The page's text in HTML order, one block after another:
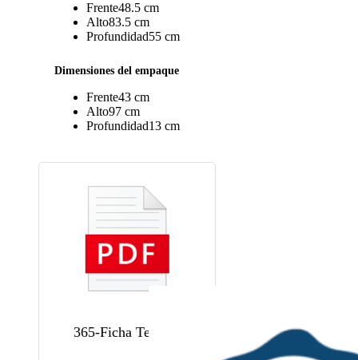
Frente48.5 cm
Alto83.5 cm
Profundidad55 cm
Dimensiones del empaque
Frente43 cm
Alto97 cm
Profundidad13 cm
365-Ficha Tecnica